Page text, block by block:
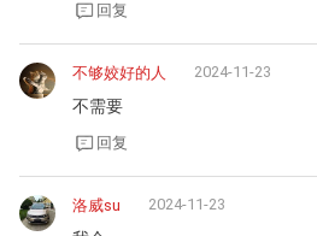
回复
不够姣好的人 2024-11-23
不需要
回复
洛威su 2024-11-23